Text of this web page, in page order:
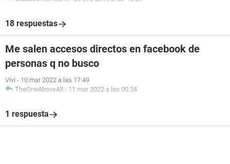
18 respuestas
Me salen accesos directos en facebook de
personas q no busco
Vivi - 10 mar 2022 a las 17:49
TheOneAboveAll - 11 mar 2022 a las 00:24
1 respuesta